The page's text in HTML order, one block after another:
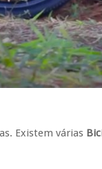
Existem várias